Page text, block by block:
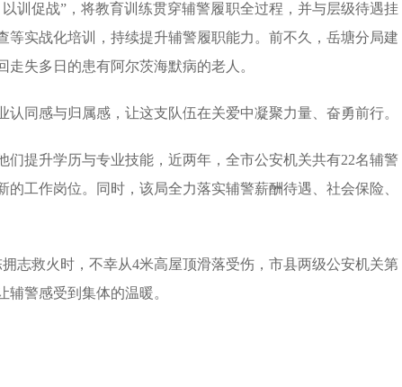
训促战”，将教育训练贯穿辅警履职全过程，并与层级待遇挂
实战化培训，持续提升辅警履职能力。前不久，岳塘分局建
失多日的患有阿尔茨海默病的老人。
同感与归属感，让这支队伍在关爱中凝聚力量、奋勇前行。
提升学历与专业技能，近两年，全市公安机关共有22名辅警
工作岗位。同时，该局全力落实辅警薪酬待遇、社会保险、
志救火时，不幸从4米高屋顶滑落受伤，市县两级公安机关第
警感受到集体的温暖。